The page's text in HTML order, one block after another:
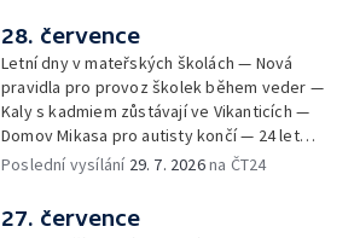
Nedostatek krve v transfuzních stanicích —
Spor kvůli novému chodníku na Keprník —
Olomoucké shakespearovské léto
28. července
Letní dny v mateřských školách — Nová
pravidla pro provoz školek během veder —
Kaly s kadmiem zůstávají ve Vikanticích —
Domov Mikasa pro autisty končí — 24 let
vězení za zapálení ženy — Kybernetický
Gorol se chystá na festival — Nová
cyklostezka až na Slovensko — AI pomáhá
Poslední vysílání 29. 7. 2026na ČT24
27. července